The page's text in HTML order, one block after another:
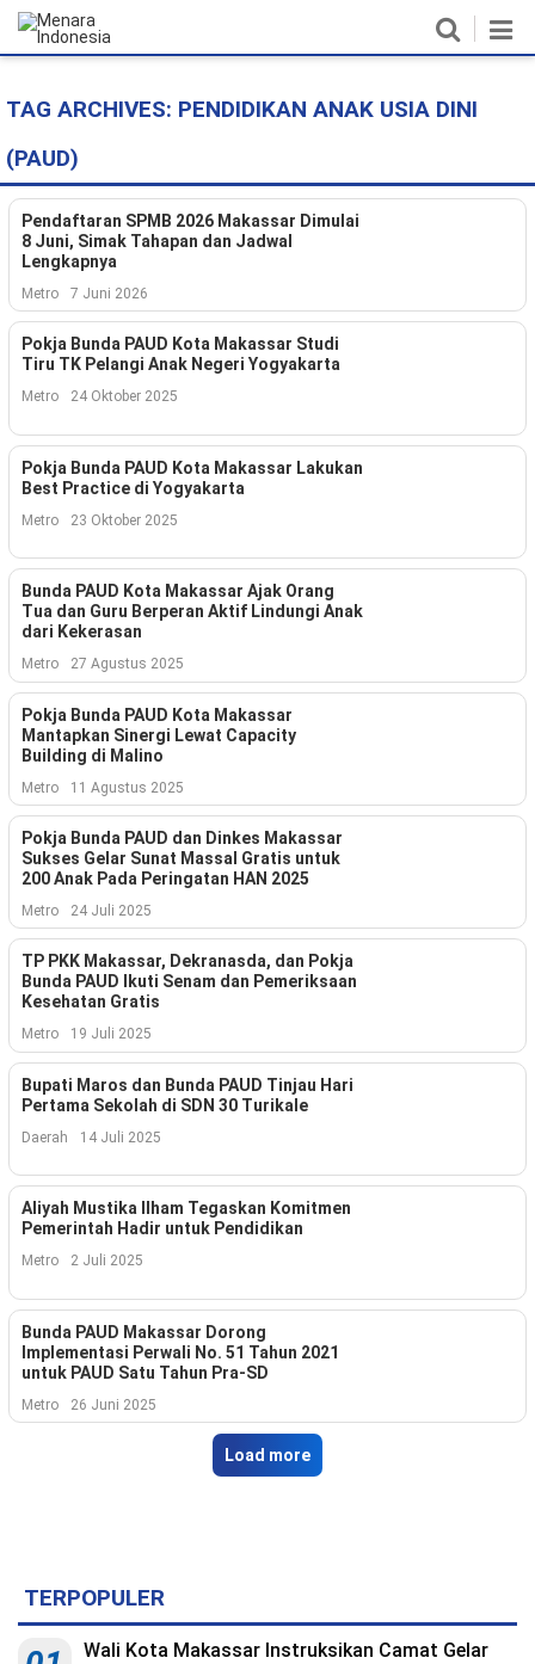
Home
Nasional
Politik
Metro
Daerah
Hukum & HAM
Ekonomi
Pendidikan
Lingkungan
More
©
Copyright
2026
Menara
Indonesia
.
All
Right
Reserve
TAG ARCHIVES: PENDIDIKAN ANAK USIA DINI
(PAUD)
Pendaftaran SPMB 2026 Makassar Dimulai
8 Juni, Simak Tahapan dan Jadwal
Lengkapnya
Metro 7 Juni 2026
Pokja Bunda PAUD Kota Makassar Studi
Tiru TK Pelangi Anak Negeri Yogyakarta
Metro 24 Oktober 2025
Pokja Bunda PAUD Kota Makassar Lakukan
Best Practice di Yogyakarta
Metro 23 Oktober 2025
Bunda PAUD Kota Makassar Ajak Orang
Tua dan Guru Berperan Aktif Lindungi Anak
dari Kekerasan
Metro 27 Agustus 2025
Pokja Bunda PAUD Kota Makassar
Mantapkan Sinergi Lewat Capacity
Building di Malino
Metro 11 Agustus 2025
Pokja Bunda PAUD dan Dinkes Makassar
Sukses Gelar Sunat Massal Gratis untuk
200 Anak Pada Peringatan HAN 2025
Metro 24 Juli 2025
TP PKK Makassar, Dekranasda, dan Pokja
Bunda PAUD Ikuti Senam dan Pemeriksaan
Kesehatan Gratis
Metro 19 Juli 2025
Bupati Maros dan Bunda PAUD Tinjau Hari
Pertama Sekolah di SDN 30 Turikale
Daerah 14 Juli 2025
Aliyah Mustika Ilham Tegaskan Komitmen
Pemerintah Hadir untuk Pendidikan
Metro 2 Juli 2025
Bunda PAUD Makassar Dorong
Implementasi Perwali No. 51 Tahun 2021
untuk PAUD Satu Tahun Pra-SD
Metro 26 Juni 2025
Load more
TERPOPULER
Wali Kota Makassar Instruksikan Camat Gelar